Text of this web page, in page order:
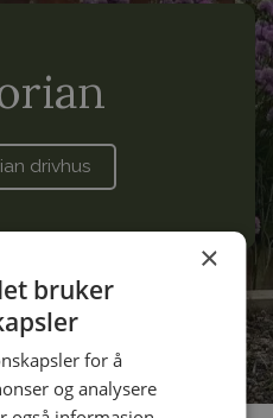
drivhus
×
bruker
for å
og analysere